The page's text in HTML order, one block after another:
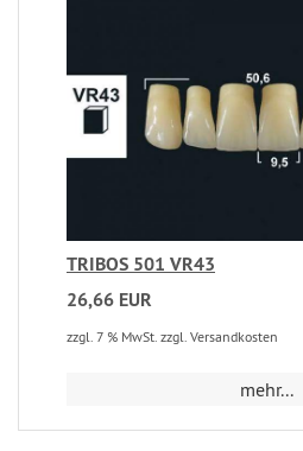
TRIBOS 501 VR43
26,66 EUR
zzgl. 7 % MwSt. zzgl. Versandkosten
mehr...